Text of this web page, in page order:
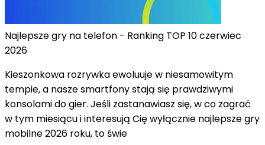
Najlepsze gry na telefon - Ranking TOP 10 czerwiec
2026
Kieszonkowa rozrywka ewoluuje w niesamowitym
tempie, a nasze smartfony stają się prawdziwymi
konsolami do gier. Jeśli zastanawiasz się, w co zagrać
w tym miesiącu i interesują Cię wyłącznie najlepsze gry
mobilne 2026 roku, to świe